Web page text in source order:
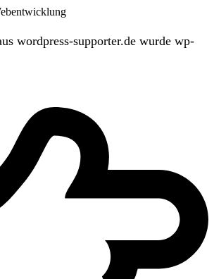
wordpress-supporter.de wurde wp-